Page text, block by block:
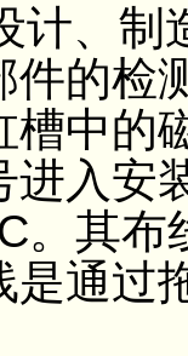
计、制
件的检
槽中的
进入安
。其
是通过